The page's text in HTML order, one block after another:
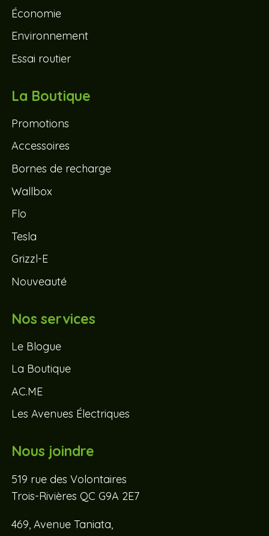
Économie
Environnement
Essai routier
La Boutique
Promotions
Accessoires
Bornes de recharge
Wallbox
Flo
Tesla
Grizzl-E
Nouveauté
Nos services
Le Blogue
La Boutique
AC.ME
Les Avenues Électriques
Nous joindre
519 rue des Volontaires
Trois-Rivières QC G9A 2E7
469, Avenue Taniata,